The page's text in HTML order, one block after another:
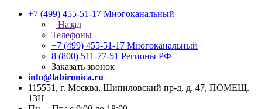
+7 (499) 455-51-17 Многоканальный
Назад
Телефоны
+7 (499) 455-51-17 Многоканальный
8 (800) 511-77-51 Регионы РФ
Заказать звонок
info@labironica.ru
115551, г. Москва, Шипиловский пр-д, д. 47, ПОМЕЩ.
13Н